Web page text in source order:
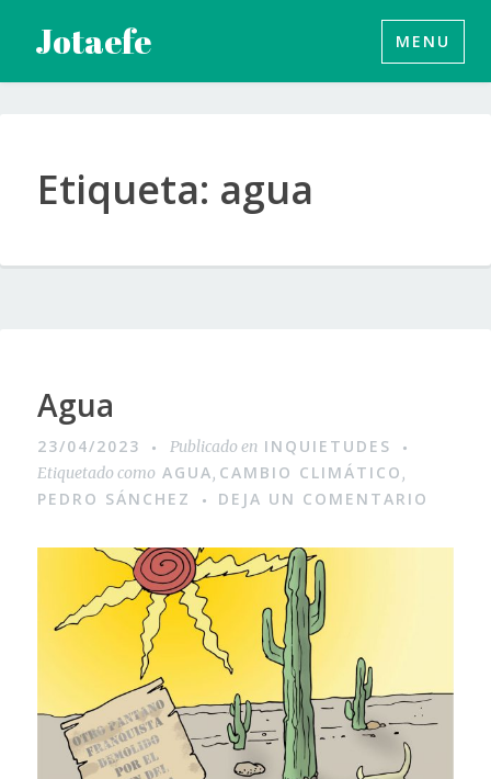
contenido
Jotaefe MENU
Etiqueta: agua
Agua
23/04/2023 Publicado en INQUIETUDES
Etiquetado como AGUA, CAMBIO CLIMÁTICO,
PEDRO SÁNCHEZ DEJA UN COMENTARIO